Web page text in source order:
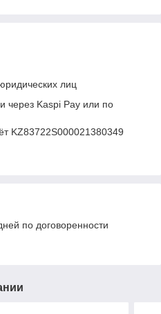
лиц
через Kaspi Pay или по
KZ83722S000021380349
по договоренности